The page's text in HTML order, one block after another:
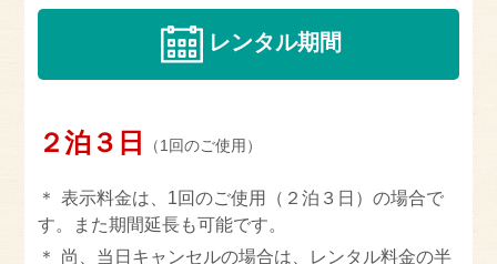
レンタル期間
２泊３日 （1回のご使用）
表示料金は、1回のご使用（２泊３日）の場合で
す。また期間延長も可能です。
尚、当日キャンセルの場合は、レンタル料金の半